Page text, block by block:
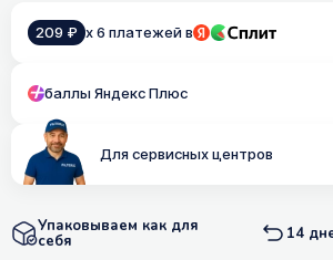
209 ₽ x 6 платежей в
баллы Яндекс Плюс
Для сервисных центров
Упаковываем как для
себя 14